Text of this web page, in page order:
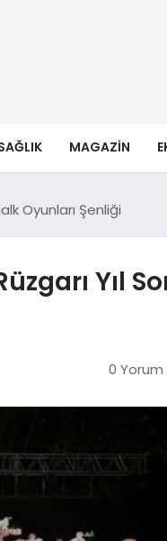
MAGAZIN
Oyunları Şenliği
Yıl
0 Yorum